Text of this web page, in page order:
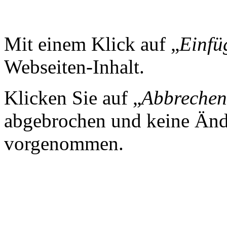
Mit einem Klick auf „
Webseiten-Inhalt.
Klicken Sie auf „Abbrechen
abgebrochen und keine
vorgenommen.